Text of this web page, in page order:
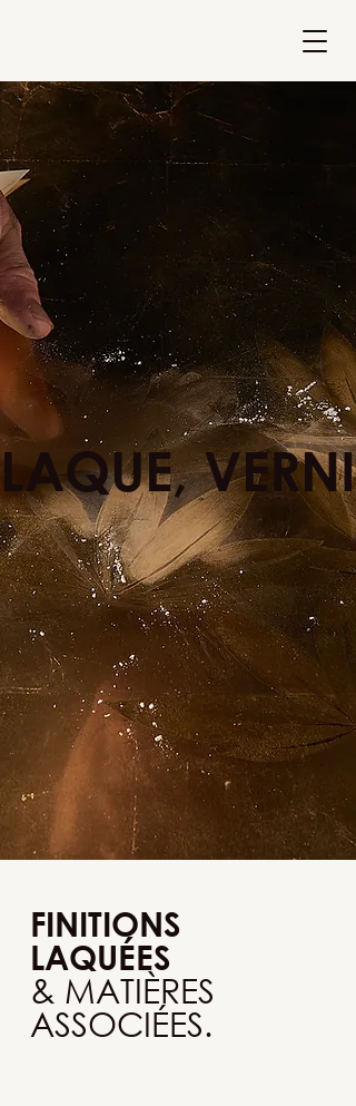
LAQUE,
FINITIONS
LAQUÉES
& MATIÈRES
ASSOCIÉES.